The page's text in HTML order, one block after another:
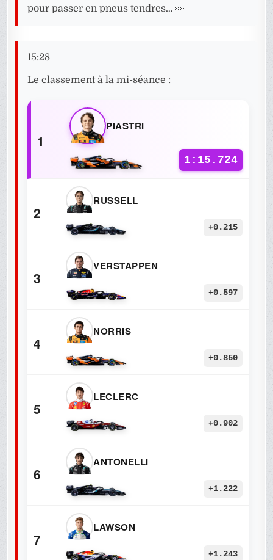
pour passer en pneus tendres… 👀
15:28
Le classement à la mi-séance :
1
PIASTRI
1:15.724
2
RUSSELL
+0.215
3
VERSTAPPEN
+0.597
4
NORRIS
+0.850
5
LECLERC
+0.902
6
ANTONELLI
+1.222
7
LAWSON
+1.243